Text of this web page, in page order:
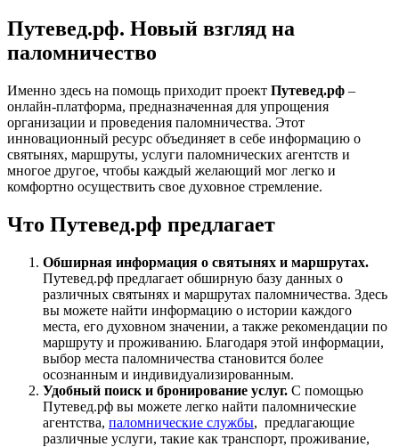
Путевед.рф. Новый взгляд на
паломничество
Именно здесь на помощь приходит проект Путевед.рф –
онлайн-платформа, предназначенная для упрощения
организации и проведения паломничества. Этот
инновационный ресурс объединяет в себе информацию о
святынях, маршруты, услуги паломнических агентств и
многое другое, чтобы каждый желающий мог легко и
комфортно осуществить свое духовное стремление.
Что Путевед.рф предлагает
Обширная информация о святынях и маршрутах.
Путевед.рф предлагает обширную базу данных о
различных святынях и маршрутах паломничества. Здесь
вы можете найти информацию о истории каждого
места, его духовном значении, а также рекомендации по
маршруту и проживанию. Благодаря этой информации,
выбор места паломничества становится более
осознанным и индивидуализированным.
Удобный поиск и бронирование услуг. С помощью
Путевед.рф вы можете легко найти паломнические
агентства, паломнические службы, предлагающие
различные услуги, такие как транспорт, проживание,